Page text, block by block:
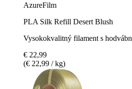
AzureFilm
PLA Silk Refill Desert Blush
Vysokokvalitný filament s
€ 22,99
(€ 22,99 / kg)